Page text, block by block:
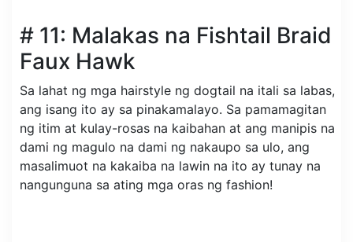
# 11: Malakas na Fishtail Braid
Faux Hawk
Sa lahat ng mga hairstyle ng dogtail na itali sa labas,
ang isang ito ay sa pinakamalayo. Sa pamamagitan
ng itim at kulay-rosas na kaibahan at ang manipis na
dami ng magulo na dami ng nakaupo sa ulo, ang
masalimuot na kakaiba na lawin na ito ay tunay na
nangunguna sa ating mga oras ng fashion!